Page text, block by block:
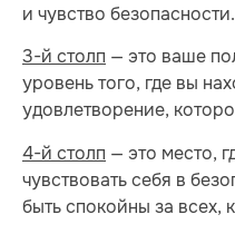
и чувство безопасности.
3-й столп — это ваше
уровень того, где вы
удовлетворение,
4-й столп — это место,
чувствовать себя в
быть спокойны за всех,